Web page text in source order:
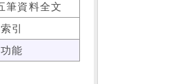
筆資料全文
引
能